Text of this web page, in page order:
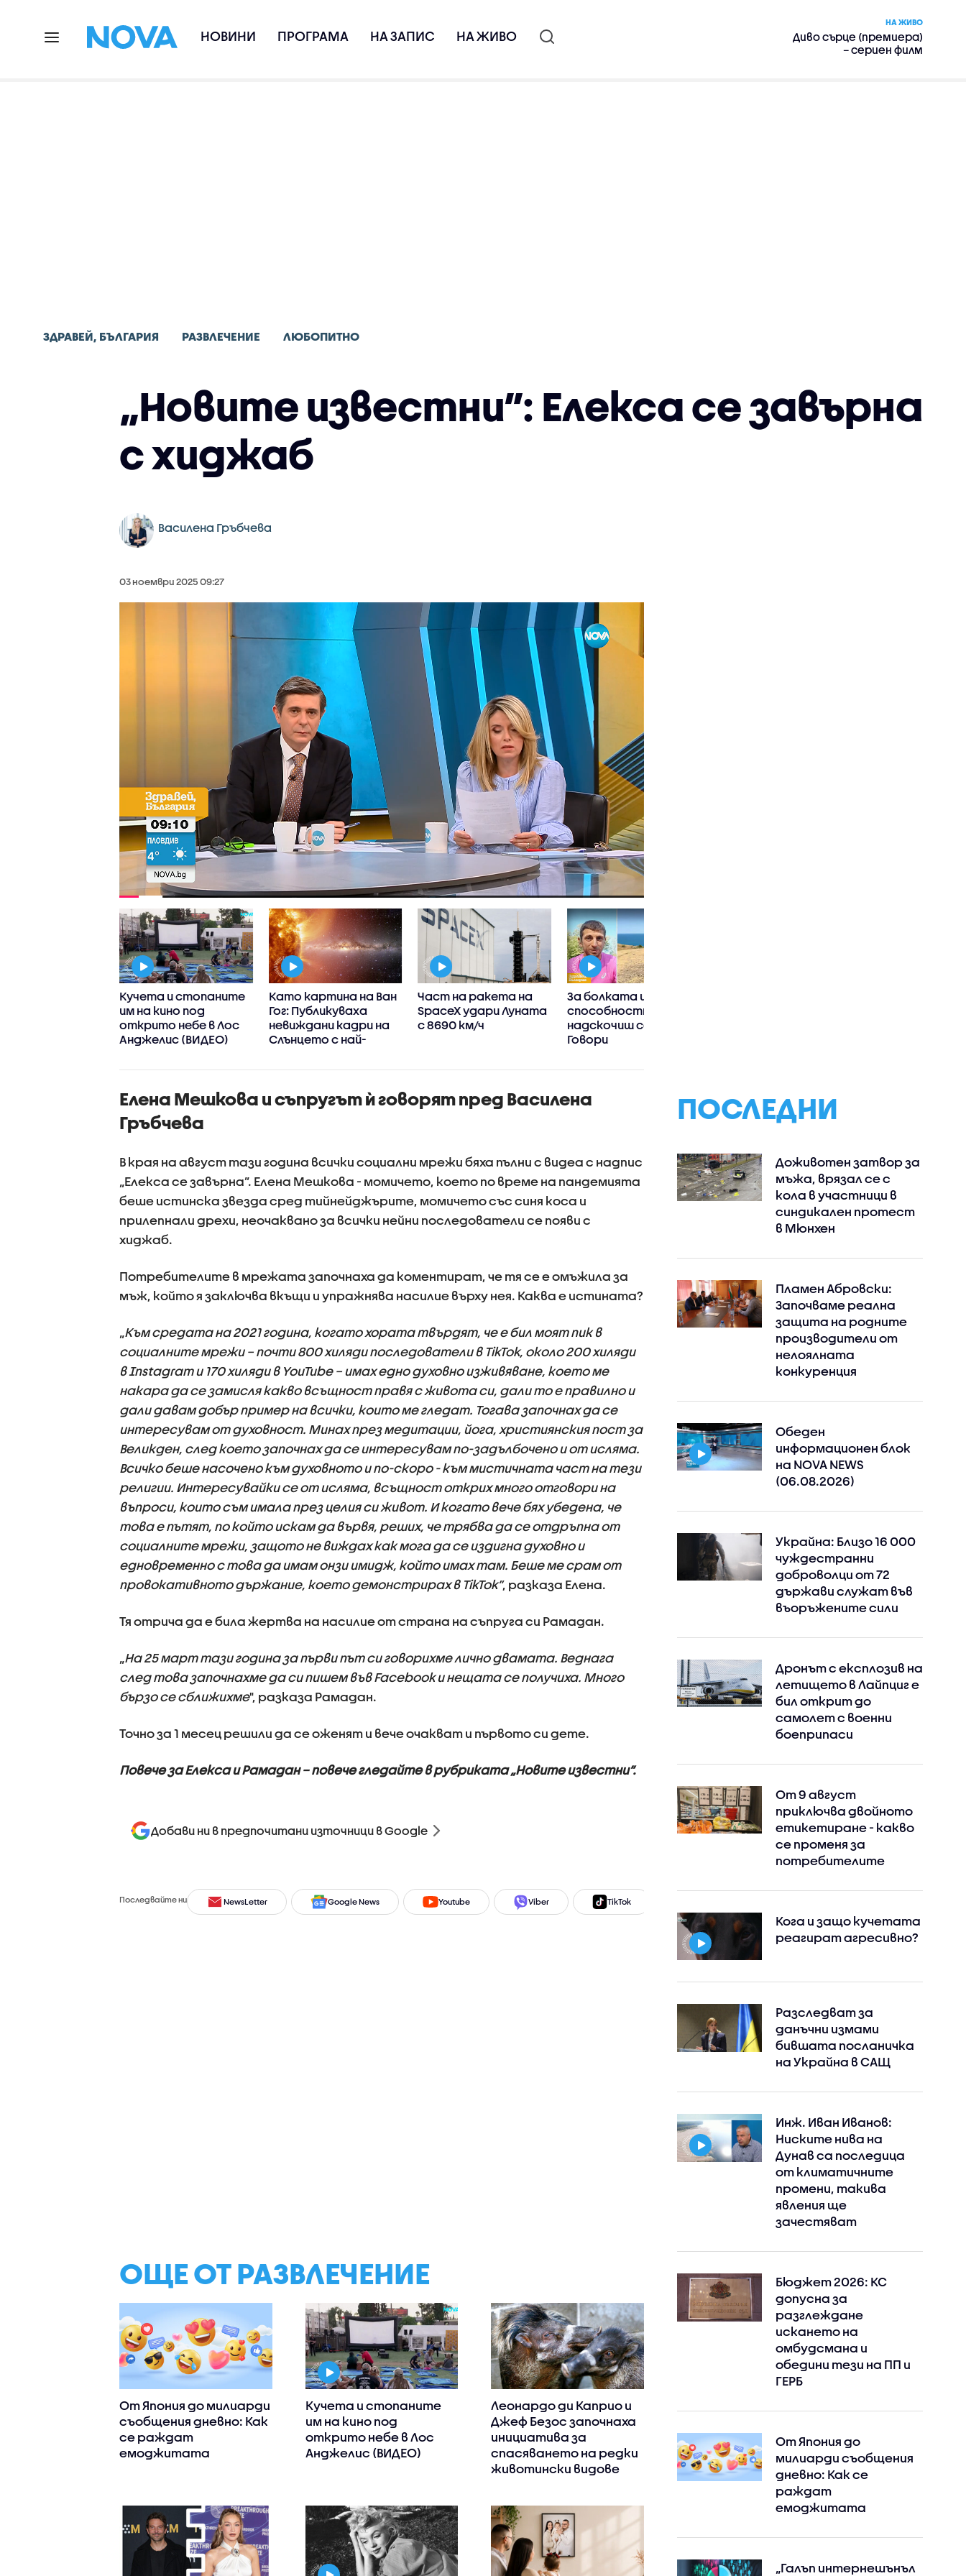
НОВИНИ ПРОГРАМА НА ЗАПИС НА ЖИВО
НА ЖИВО
Диво сърце (премиера)
– сериен филм
ЗДРАВЕЙ, БЪЛГАРИЯ РАЗВЛЕЧЕНИЕ ЛЮБОПИТНО
„Новите известни”: Елекса се завърна
с хиджаб
Василена Гръбчева
03 ноември 2025 09:27
Кучета и стопаните
им на кино под
открито небе в Лос
Анджелис (ВИДЕО)
Като картина на Ван
Гог: Публикуваха
невиждани кадри на
Слънцето с най-
изображения досега
Част на ракета на
SpaceX удари Луната
с 8690 км/ч
За болката и
способността да
надскочиш себе си:
Говори
пробягал билото на
Елена Мешкова и съпругът ѝ говорят пред Василена
Гръбчева
В края на август тази година всички социални мрежи бяха пълни с видеа с надпис
„Елекса се завърна”. Елена Мешкова - момичето, което по време на пандемията
беше истинска звезда сред тийнейджърите, момичето със синя коса и
прилепнали дрехи, неочаквано за всички нейни последователи се появи с
хиджаб.
Потребителите в мрежата започнаха да коментират, че тя се е омъжила за
мъж, който я заключва вкъщи и упражнява насилие върху нея. Каква е истината?
„Към средата на 2021 година, когато хората твърдят, че е бил моят пик в
социалните мрежи – почти 800 хиляди последователи в TikTok, около 200 хиляди
в Instagram и 170 хиляди в YouTube – имах едно духовно изживяване, което ме
накара да се замисля какво всъщност правя с живота си, дали то е правилно и
дали давам добър пример на всички, които ме гледат. Тогава започнах да се
интересувам от духовност. Минах през медитации, йога, християнския пост за
Великден, след което започнах да се интересувам по-задълбочено и от исляма.
Всичко беше насочено към духовното и по-скоро - към мистичната част на тези
религии. Интересувайки се от исляма, всъщност открих много отговори на
въпроси, които съм имала през целия си живот. И когато вече бях убедена, че
това е пътят, по който искам да вървя, реших, че трябва да се отдръпна от
социалните мрежи, защото не виждах как мога да се издигна духовно и
едновременно с това да имам онзи имидж, който имах там. Беше ме срам от
провокативното държание, което демонстрирах в TikTok”, разказа Елена.
Тя отрича да е била жертва на насилие от страна на съпруга си Рамадан.
„На 25 март тази година за първи път си говорихме лично двамата. Веднага
след това започнахме да си пишем във Facebook и нещата се получиха. Много
бързо се сближихме", разказа Рамадан.
Точно за 1 месец решили да се оженят и вече очакват и първото си дете.
Повече за Елекса и Рамадан – повече гледайте в рубриката „Новите известни”.
Добави ни в предпочитани източници в Google
Последвайте ни NewsLetter Google News Youtube Viber TikTok
ОЩЕ ОТ РАЗВЛЕЧЕНИЕ
От Япония до милиарди
съобщения дневно: Как
се раждат
емоджитата
Кучета и стопаните
им на кино под
открито небе в Лос
Анджелис (ВИДЕО)
Леонардо ди Каприо и
Джеф Безос започнаха
инициатива за
спасяването на редки
животински видове
ПОСЛЕДНИ
Доживотен затвор за
мъжа, врязал се с
кола в участници в
синдикален протест
в Мюнхен
Пламен Абровски:
Започваме реална
защита на родните
производители от
нелоялната
конкуренция
Обеден
информационен блок
на NOVA NEWS
(06.08.2026)
Украйна: Близо 16 000
чуждестранни
доброволци от 72
държави служат във
въоръжените сили
Дронът с експлозив на
летището в Лайпциг е
бил открит до
самолет с военни
боеприпаси
От 9 август
приключва двойното
етикетиране - какво
се променя за
потребителите
Кога и защо кучетата
реагират агресивно?
Разследват за
данъчни измами
бившата посланичка
на Украйна в САЩ
Инж. Иван Иванов:
Ниските нива на
Дунав са последица
от климатичните
промени, такива
явления ще
зачестяват
Бюджет 2026: КС
допусна за
разглеждане
искането на
омбудсмана и
обедини тези на ПП и
ГЕРБ
От Япония до
милиарди съобщения
дневно: Как се
раждат
емоджитата
„Галъп интернешънъл